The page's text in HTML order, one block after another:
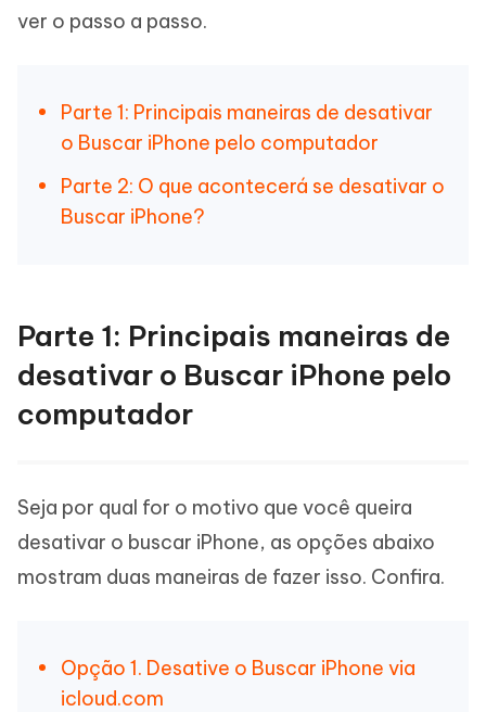
ver o passo a passo.
Parte 1: Principais maneiras de desativar
o Buscar iPhone pelo computador
Parte 2: O que acontecerá se desativar o
Buscar iPhone?
Parte 1: Principais maneiras de
desativar o Buscar iPhone pelo
computador
Seja por qual for o motivo que você queira
desativar o buscar iPhone, as opções abaixo
mostram duas maneiras de fazer isso. Confira.
Opção 1. Desative o Buscar iPhone via
icloud.com